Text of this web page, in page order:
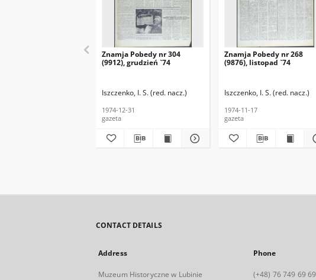
Znamja Pobedy nr 304
(9912), grudzień `74
Iszczenko, I. S. (red. nacz.)
1974-12-31
gazeta
Znamja Pobedy nr 268
(9876), listopad `74
Iszczenko, I. S. (red. nacz.)
1974-11-17
gazeta
CONTACT DETAILS
Address
Muzeum Historyczne w Lubinie
Phone
(+48) 76 749 69 69